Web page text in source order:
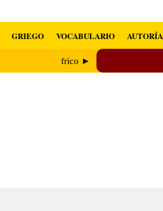
GRIEGO VOCABULARIO AUTORÍA
frico ►